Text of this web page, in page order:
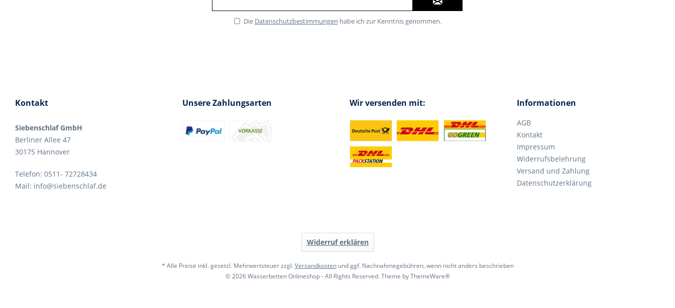
Die Datenschutzbestimmungen habe ich zur Kenntnis genommen.
Kontakt
Siebenschlaf GmbH
Berliner Allee 47
30175 Hannover
Telefon: 0511- 72728434
Mail: info@siebenschlaf.de
Unsere Zahlungsarten Wir versenden mit: Informationen
AGB
Kontakt
Impressum
Widerrufsbelehrung
Versand und Zahlung
Datenschutzerklärung
Widerruf erklären
* Alle Preise inkl. gesetzl. Mehrwertsteuer zzgl.Versandkostenund ggf. Nachnahmegebühren, wenn nicht anders beschrieben
© 2026 Wasserbetten Onlineshop - All Rights Reserved. Theme byThemeWare®